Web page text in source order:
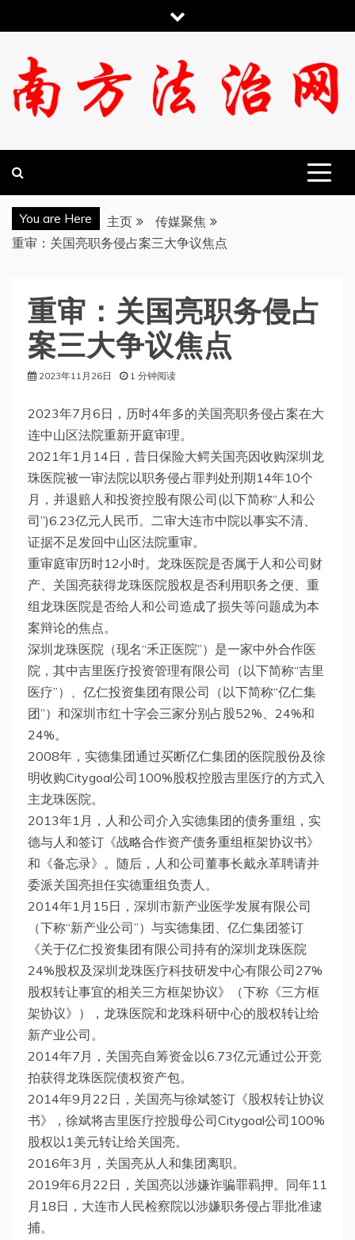
至
You are Here 主页
传媒聚焦
重审：关国亮职务侵占案三大争议焦点
重审：关国亮职务侵占
案三大争议焦点
2023年11月26日 1 分钟阅读
2023年7月6日，历时4年多的关国亮职务侵占案在大
连中山区法院重新开庭审理。
2021年1月14日，昔日保险大鳄关国亮因收购深圳龙
珠医院被一审法院以职务侵占罪判处刑期14年10个
月，并退赔人和投资控股有限公司(以下简称“人和公
司”)6.23亿元人民币。二审大连市中院以事实不清、
证据不足发回中山区法院重审。
重审庭审历时12小时。龙珠医院是否属于人和公司财
产、关国亮获得龙珠医院股权是否利用职务之便、重
组龙珠医院是否给人和公司造成了损失等问题成为本
案辩论的焦点。
深圳龙珠医院（现名“禾正医院”）是一家中外合作医
院，其中吉里医疗投资管理有限公司（以下简称“吉里
医疗”）、亿仁投资集团有限公司（以下简称“亿仁集
团”）和深圳市红十字会三家分别占股52%、24%和
24%。
2008年，实德集团通过买断亿仁集团的医院股份及徐
明收购Citygoal公司100%股权控股吉里医疗的方式入
主龙珠医院。
2013年1月，人和公司介入实德集团的债务重组，实
德与人和签订《战略合作资产债务重组框架协议书》
和《备忘录》。随后，人和公司董事长戴永革聘请并
委派关国亮担任实德重组负责人。
2014年1月15日，深圳市新产业医学发展有限公司
（下称“新产业公司”）与实德集团、亿仁集团签订
《关于亿仁投资集团有限公司持有的深圳龙珠医院
24%股权及深圳龙珠医疗科技研发中心有限公司27%
股权转让事宜的相关三方框架协议》（下称《三方框
架协议》），龙珠医院和龙珠科研中心的股权转让给
新产业公司。
2014年7月，关国亮自筹资金以6.73亿元通过公开竞
拍获得龙珠医院债权资产包。
2014年9月22日，关国亮与徐斌签订《股权转让协议
书》，徐斌将吉里医疗控股母公司Citygoal公司100%
股权以1美元转让给关国亮。
2016年3月，关国亮从人和集团离职。
2019年6月22日，关国亮以涉嫌诈骗罪羁押。同年11
月18日，大连市人民检察院以涉嫌职务侵占罪批准逮
捕。